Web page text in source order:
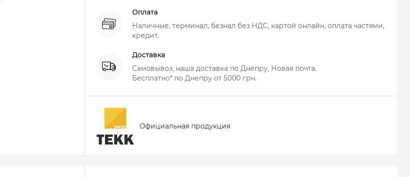
Оплата
Наличные, терминал, безнал без НДС, картой онлайн, оплата частями,
кредит.
Доставка
Самовывоз, наша доставка по Днепру, Новая почта.
Бесплатно* по Днепру от 5000 грн.
Официальная продукция